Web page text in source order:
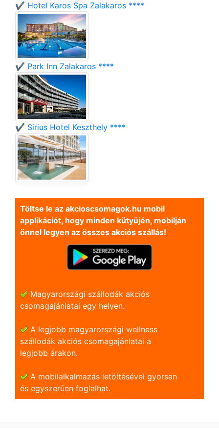
✔️ Hotel Karos Spa Zalakaros ****
✔️ Park Inn Zalakaros ****
✔️ Sirius Hotel Keszthely ****
Töltse le az akcioscsomagok.hu mobil
applikációt, hogy minden kütyüjén, mobilján
önnel legyen az összes akciós szállás!
Magyarországi szállodák akciós
csomagajánlatai egy helyen.
A legjobb magyarországi wellness
szállodák akciós csomagajánlatai a
legjobb árakon.
A mobilalkalmazás letöltésével gyorsan
és egyszerũen foglalhat.